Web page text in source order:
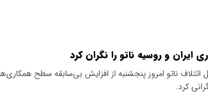
ایران و روسیه ناتو را نگران کرد
ائتلاف ناتو امروز پنجشنبه از افزایش بی‌سابقه سطح
کرد.